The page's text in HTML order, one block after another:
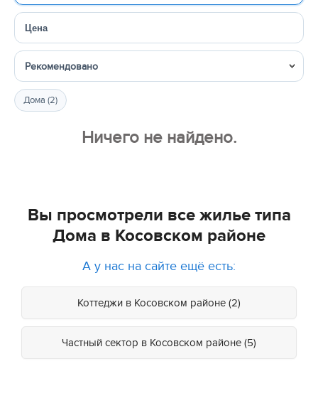
Цена
Сортировка
Дома (2)
Ничего не найдено.
Вы просмотрели все жилье типа
Дома в Косовском районе
А у нас на сайте ещё есть:
Коттеджи в Косовском районе (2)
Частный сектор в Косовском районе (5)